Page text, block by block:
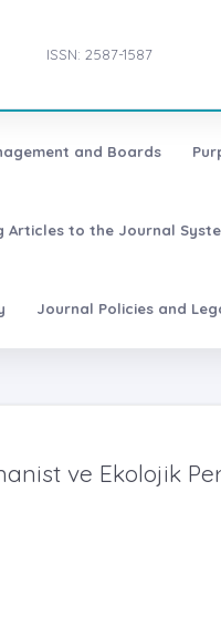
ISSN: 2587-1587
and Boards
Articles to the Journal
Journal Policies and
ve Ekolojik